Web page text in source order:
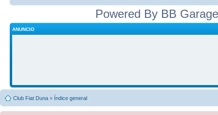
Powered By BB
ANUNCIO
Club Fiat Duna » Índice general